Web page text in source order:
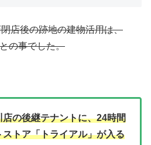
店後の跡地の建物活用は、
の事でした。
の後継テナントに、24時間
トア「トライアル」が入る